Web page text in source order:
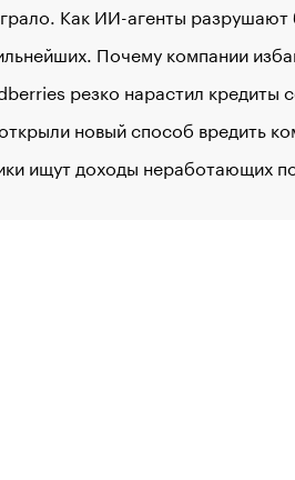
Как ИИ-агенты
Почему компании
резко нарастил кредиты
новый способ вредить
ищут доходы неработающих